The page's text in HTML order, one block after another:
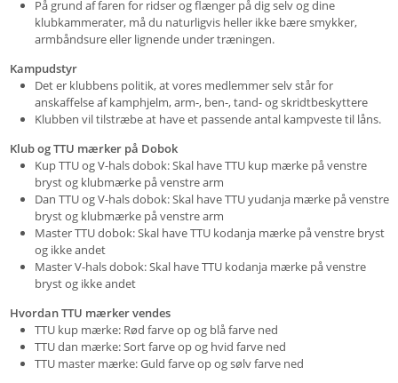
På grund af faren for ridser og flænger på dig selv og dine
klubkammerater, må du naturligvis heller ikke bære smykker,
armbåndsure eller lignende under træningen.
Kampudstyr
Det er klubbens politik, at vores medlemmer selv står for
anskaffelse af kamphjelm, arm-, ben-, tand- og skridtbeskyttere
Klubben vil tilstræbe at have et passende antal kampveste til låns.
Klub og TTU mærker på Dobok
Kup TTU og V-hals dobok: Skal have TTU kup mærke på venstre
bryst og klubmærke på venstre arm
Dan TTU og V-hals dobok: Skal have TTU yudanja mærke på venstre
bryst og klubmærke på venstre arm
Master TTU dobok: Skal have TTU kodanja mærke på venstre bryst
og ikke andet
Master V-hals dobok: Skal have TTU kodanja mærke på venstre
bryst og ikke andet
Hvordan TTU mærker vendes
TTU kup mærke: Rød farve op og blå farve ned
TTU dan mærke: Sort farve op og hvid farve ned
TTU master mærke: Guld farve op og sølv farve ned